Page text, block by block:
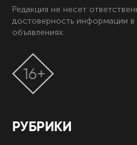
Редакция не несет
достоверность информации в
объявлениях.
РУБРИКИ
16+